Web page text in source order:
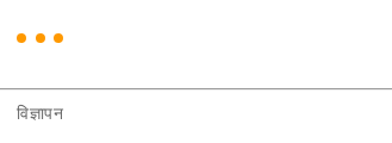
विज्ञापन